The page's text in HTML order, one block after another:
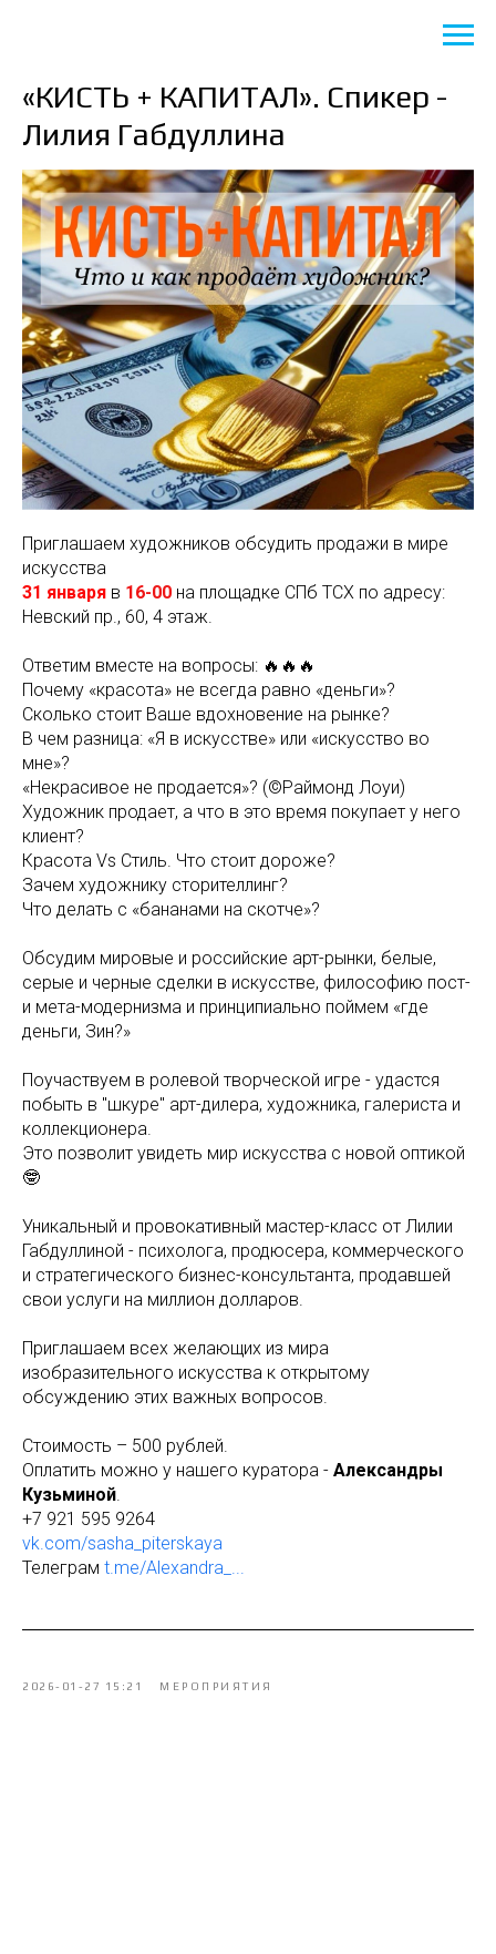
«КИСТЬ + КАПИТАЛ». Спикер -
Лилия Габдуллина
Приглашаем художников обсудить продажи в мире
искусства
31 января в 16-00 на площадке СПб ТСХ по адресу:
Невский пр., 60, 4 этаж.
Ответим вместе на вопросы: 🔥🔥🔥
Почему «красота» не всегда равно «деньги»?
Сколько стоит Ваше вдохновение на рынке?
В чем разница: «Я в искусстве» или «искусство во
мне»?
«Некрасивое не продается»? (©Раймонд Лоуи)
Художник продает, а что в это время покупает у него
клиент?
Красота Vs Стиль. Что стоит дороже?
Зачем художнику сторителлинг?
Что делать с «бананами на скотче»?
Обсудим мировые и российские арт-рынки, белые,
серые и черные сделки в искусстве, философию пост-
и мета-модернизма и принципиально поймем «где
деньги, Зин?»
Поучаствуем в ролевой творческой игре - удастся
побыть в "шкуре" арт-дилера, художника, галериста и
коллекционера.
Это позволит увидеть мир искусства с новой оптикой
🤓
Уникальный и провокативный мастер-класс от Лилии
Габдуллиной - психолога, продюсера, коммерческого
и стратегического бизнес-консультанта, продавшей
свои услуги на миллион долларов.
Приглашаем всех желающих из мира
изобразительного искусства к открытому
обсуждению этих важных вопросов.
Стоимость – 500 рублей.
Оплатить можно у нашего куратора - Александры
Кузьминой
+7 921 595 9264
vk.com/sasha_piterskaya
Телеграм t.me/Alexandra_...
2026-01-27 15:21 МЕРОПРИЯТИЯ